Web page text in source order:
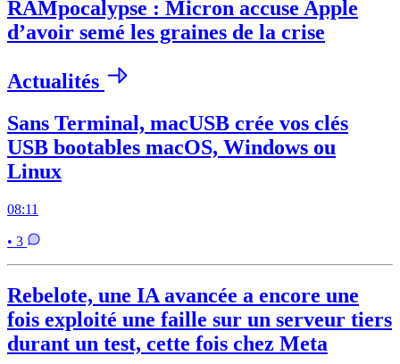
RAMpocalypse : Micron accuse Apple
d’avoir semé les graines de la crise
Actualités
Sans Terminal, macUSB crée vos clés
USB bootables macOS, Windows ou
Linux
08:11
• 3
Rebelote, une IA avancée a encore une
fois exploité une faille sur un serveur tiers
durant un test, cette fois chez Meta